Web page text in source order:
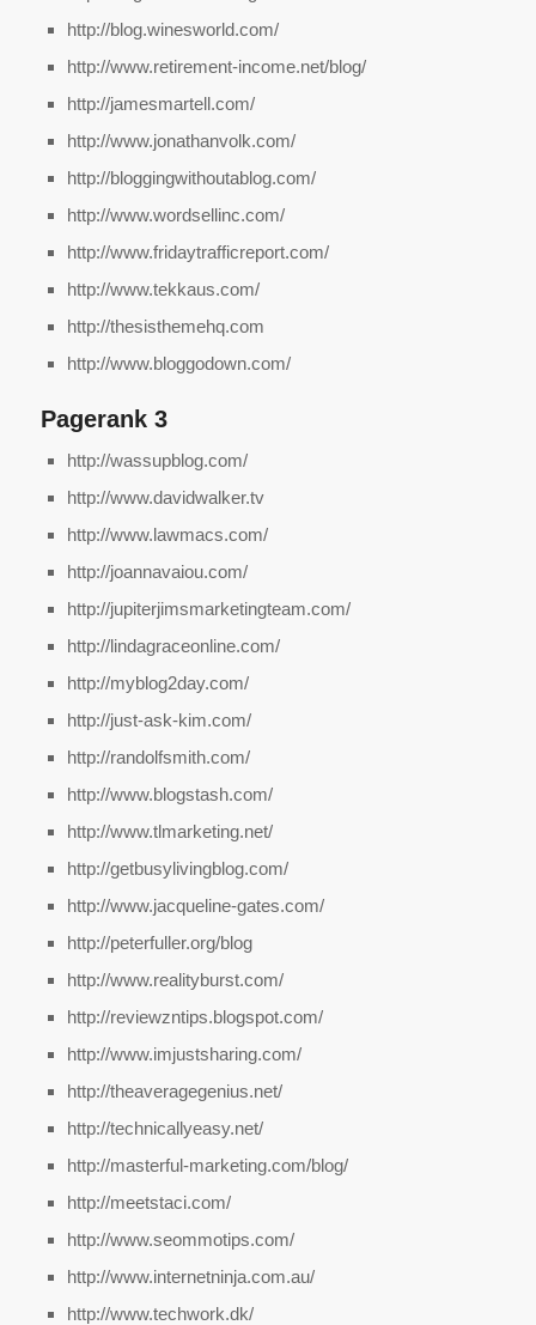
http://blog.winesworld.com/
http://www.retirement-income.net/blog/
http://jamesmartell.com/
http://www.jonathanvolk.com/
http://bloggingwithoutablog.com/
http://www.wordsellinc.com/
http://www.fridaytrafficreport.com/
http://www.tekkaus.com/
http://thesisthemehq.com
http://www.bloggodown.com/
Pagerank 3
http://wassupblog.com/
http://www.davidwalker.tv
http://www.lawmacs.com/
http://joannavaiou.com/
http://jupiterjimsmarketingteam.com/
http://lindagraceonline.com/
http://myblog2day.com/
http://just-ask-kim.com/
http://randolfsmith.com/
http://www.blogstash.com/
http://www.tlmarketing.net/
http://getbusylivingblog.com/
http://www.jacqueline-gates.com/
http://peterfuller.org/blog
http://www.realityburst.com/
http://reviewzntips.blogspot.com/
http://www.imjustsharing.com/
http://theaveragegenius.net/
http://technicallyeasy.net/
http://masterful-marketing.com/blog/
http://meetstaci.com/
http://www.seommotips.com/
http://www.internetninja.com.au/
http://www.techwork.dk/